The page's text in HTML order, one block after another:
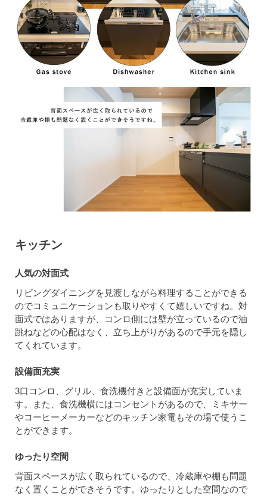
キッチン
人気の対面式
リビングダイニングを見渡しながら料理することができる
のでコミュニケーションも取りやすくて嬉しいですね。対
面式ではありますが、コンロ側には壁が立っているので油
跳ねなどの心配はなく、立ち上がりがあるので手元を隠し
てくれています。
設備面充実
3口コンロ、グリル、食洗機付きと設備面が充実していま
す。また、食洗機横にはコンセントがあるので、ミキサー
やコーヒーメーカーなどのキッチン家電もその場で使うこ
とができます。
ゆったり空間
背面スペースが広く取られているので、冷蔵庫や棚も問題
なく置くことができそうです。ゆったりとした空間なので